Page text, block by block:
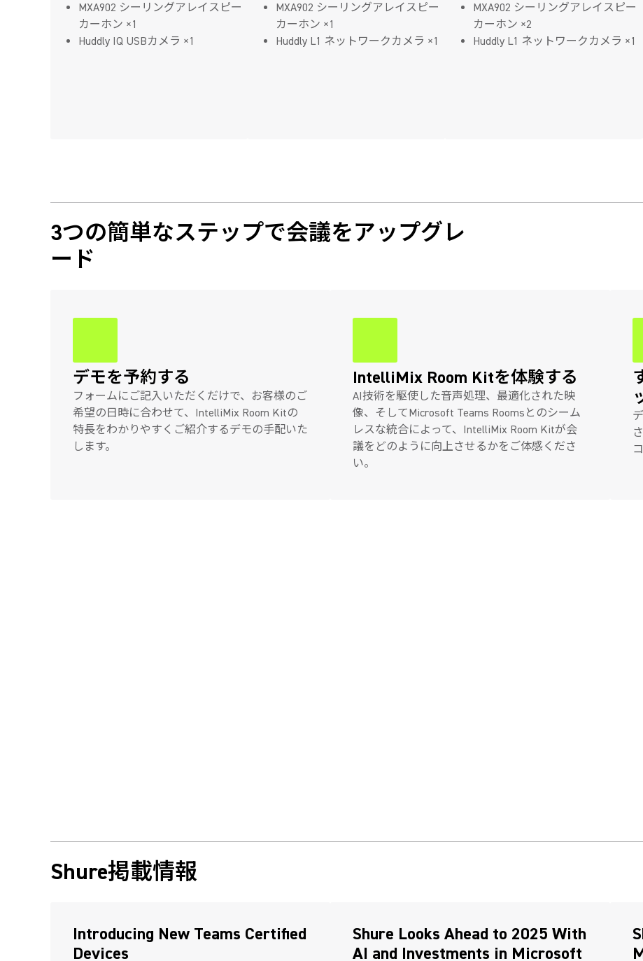
MXA902 シーリングアレイスピー
カーホン ×1
Huddly IQ USBカメラ ×1
MXA902 シーリングアレイスピー
カーホン ×1
Huddly L1 ネットワークカメラ ×1
MXA902 シーリングアレイスピー
カーホン ×2
Huddly L1 ネットワークカメラ ×1
3つの簡単なステップで会議をアップグレ
ード
デモを予約する
フォームにご記入いただくだけで、お客様のご
希望の日時に合わせて、IntelliMix Room Kitの
特長をわかりやすくご紹介するデモの手配いた
します。
IntelliMix Room Kitを体験する
AI技術を駆使した音声処理、最適化された映
像、そしてMicrosoft Teams Roomsとのシーム
レスな統合によって、IntelliMix Room Kitが会
議をどのように向上させるかをご体感くださ
い。
Shure掲載情報
Introducing New Teams Certified
Devices
Shure Looks Ahead to 2025 With
AI and Investments in Microsoft